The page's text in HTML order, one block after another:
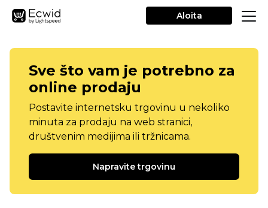
Aloita
Sve što vam je potrebno za
online prodaju
Postavite internetsku trgovinu u nekoliko
minuta za prodaju na web stranici,
društvenim medijima ili tržnicama.
Napravite trgovinu